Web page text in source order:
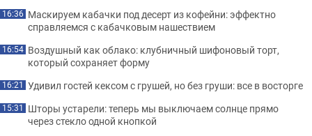
16:36 Маскируем кабачки под десерт из кофейни: эффектно
справляемся с кабачковым нашествием
16:54 Воздушный как облако: клубничный шифоновый торт,
который сохраняет форму
16:21 Удивил гостей кексом с грушей, но без груши: все в восторге
15:31 Шторы устарели: теперь мы выключаем солнце прямо
через стекло одной кнопкой